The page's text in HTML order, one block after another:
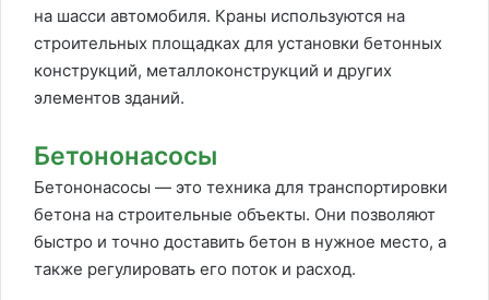
на шасси автомобиля. Краны используются на
строительных площадках для установки бетонных
конструкций, металлоконструкций и других
элементов зданий.
Бетононасосы
Бетононасосы — это техника для транспортировки
бетона на строительные объекты. Они позволяют
быстро и точно доставить бетон в нужное место, а
также регулировать его поток и расход.